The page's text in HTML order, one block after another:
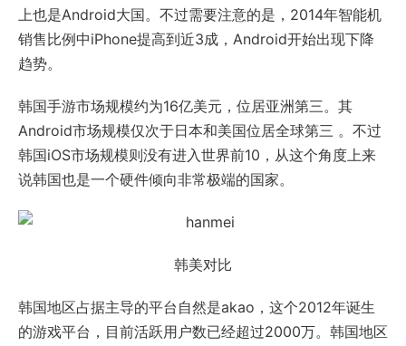
上也是Android大国。不过需要注意的是，2014年智能机
销售比例中iPhone提高到近3成，Android开始出现下降
趋势。
韩国手游市场规模约为16亿美元，位居亚洲第三。其
Android市场规模仅次于日本和美国位居全球第三 。不过
韩国iOS市场规模则没有进入世界前10，从这个角度上来
说韩国也是一个硬件倾向非常极端的国家。
韩美对比
韩国地区占据主导的平台自然是akao，这个2012年诞生
的游戏平台，目前活跃用户数已经超过2000万。韩国地区